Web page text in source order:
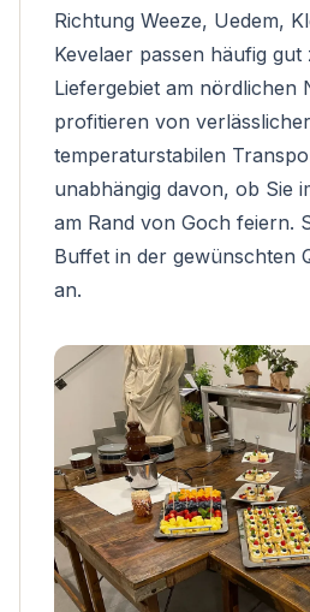
Richtung Weeze, Uedem,
Kevelaer passen häufig gut
Liefergebiet am nördlichen
profitieren von
temperaturstabilen
unabhängig davon, ob Sie
am Rand von Goch feiern.
Buffet in der gewünschten
an.